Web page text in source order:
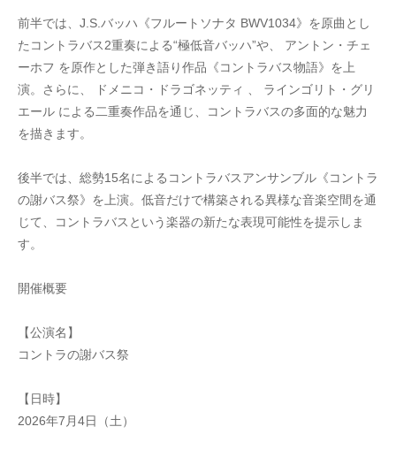
前半では、J.S.バッハ《フルートソナタ BWV1034》を原曲とし
たコントラバス2重奏による“極低音バッハ”や、 アントン・チェ
ーホフ を原作とした弾き語り作品《コントラバス物語》を上
演。さらに、 ドメニコ・ドラゴネッティ 、 ラインゴリト・グリ
エール による二重奏作品を通じ、コントラバスの多面的な魅力
を描きます。
後半では、総勢15名によるコントラバスアンサンブル《コントラ
の謝バス祭》を上演。低音だけで構築される異様な音楽空間を通
じて、コントラバスという楽器の新たな表現可能性を提示しま
す。
開催概要
【公演名】
コントラの謝バス祭
【日時】
2026年7月4日（土）